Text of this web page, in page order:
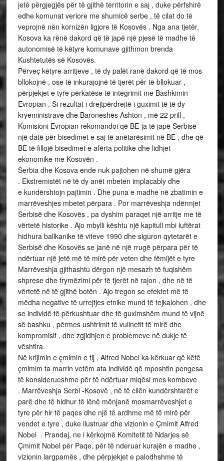
jetë përgjegjës për të gjithë territorin e saj , duke përfshirë
edhe komunat veriore me shumicë serbe , të cilat do të
veprojnë nën kornizën ligjore të Kosovës . Nga ana tjetër,
Kosova ka rënë dakord që të japë një pjesë të madhe të
autonomisë të këtyre komunave gjithmon brenda
Kushtetutës së Kosovës.
Përveç këtyre arritjeve , të dy palët ranë dakord që të mos
bllokojnë , ose të inkurajojnë të tjerët për të bllokuar ,
përpjekjet e tyre përkatëse të integrimit me Bashkimin
Evropian . Si rezultat i drejtpërdrejtë i guximit të të dy
kryeministrave dhe Baroneshës Ashton , më 22 prill ,
Komisioni Evropian rekomandoi që BE-ja të japë Serbisë
një datë për bisedimet e saj të anëtarësimit në BE , dhe që
BE të fillojë bisedimet e afërta politike dhe lidhjet
ekonomike me Kosovën .
Serbia dhe Kosova ende nuk pajtohen në shumë gjëra
. Ekstremistët në të dy anët mbeten implacably dhe
e kundërshtojn pajtimin . Dhe puna e madhe në zbatimin e
marrëveshjes mbetet përpara . Por marrëveshja ndërmjet
Serbisë dhe Kosovës , pa dyshim paraqet një arritje me të
vërtetë historike . Ajo mbylli kështu një kapitull mbi luftërat
hidhura ballkanike të viteve 1990 dhe siguron qytetarët e
Serbisë dhe Kosovës se janë në një rrugë përpara për të
ndërtuar një jetë më të mirë për veten dhe fëmijët e tyre
Marrëveshja gjithashtu dërgon një mesazh të fuqishëm
shprese dhe frymëzimi për të tjerët në rajon , dhe në të
vërtetë në të gjithë botën . Ajo tregon se efektet më të
mëdha negative të urrejtjes etnike mund të tejkalohen , dhe
se individë të përkushtuar dhe të guximshëm mund të vijnë
së bashku , përmes ushtrimit të vullnetit të mirë dhe
kompromisit , dhe zgjidhjen e problemeve në dukje të
vështira.
Në krijimin e çmimin e tij , Alfred Nobel ka kërkuar që këtë
çmimim ta marrin vetëm ata individë që mposhtin pengesa
të konsiderueshme për të ndërtuar miqësi mes kombeve
. Marrëveshja Serbi -Kosovë , në të cilën kundërshtarët e
parë dhe të hidhur të lënë mënjanë mosmarrëveshjet e
tyre për hir të paqes dhe një të ardhme më të mirë për
vendet e tyre , duke ilustruar dhe vizionin e Çmimit Alfred
Nobel . Prandaj, ne i kërkojmë Komitetit të Ndarjes së
Çmimit Nobel për Paqe, për të nderuar kurajën e madhe ,
vizionin largpamës , dhe përpjekjet e palodhshme të